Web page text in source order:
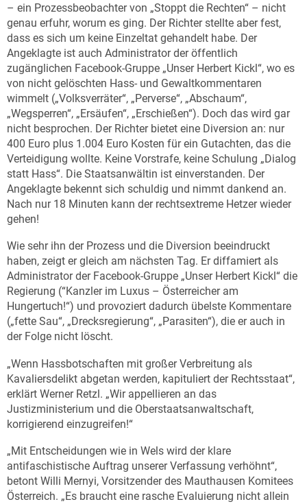
– ein Prozessbeobachter von „Stoppt die Rechten“ – nicht
genau erfuhr, worum es ging. Der Richter stellte aber fest,
dass es sich um keine Einzeltat gehandelt habe. Der
Angeklagte ist auch Administrator der öffentlich
zugänglichen Facebook-Gruppe „Unser Herbert Kickl“, wo es
von nicht gelöschten Hass- und Gewaltkommentaren
wimmelt („Volksverräter“, „Perverse“, „Abschaum“,
„Wegsperren“, „Ersäufen“, „Erschießen“). Doch das wird gar
nicht besprochen. Der Richter bietet eine Diversion an: nur
400 Euro plus 1.004 Euro Kosten für ein Gutachten, das die
Verteidigung wollte. Keine Vorstrafe, keine Schulung „Dialog
statt Hass“. Die Staatsanwältin ist einverstanden. Der
Angeklagte bekennt sich schuldig und nimmt dankend an.
Nach nur 18 Minuten kann der rechtsextreme Hetzer wieder
gehen!
Wie sehr ihn der Prozess und die Diversion beeindruckt
haben, zeigt er gleich am nächsten Tag. Er diffamiert als
Administrator der Facebook-Gruppe „Unser Herbert Kickl“ die
Regierung (“Kanzler im Luxus – Österreicher am
Hungertuch!“) und provoziert dadurch übelste Kommentare
(„fette Sau“, „Drecksregierung“, „Parasiten“), die er auch in
der Folge nicht löscht.
„Wenn Hassbotschaften mit großer Verbreitung als
Kavaliersdelikt abgetan werden, kapituliert der Rechtsstaat“,
erklärt Werner Retzl. „Wir appellieren an das
Justizministerium und die Oberstaatsanwaltschaft,
korrigierend einzugreifen!“
„Mit Entscheidungen wie in Wels wird der klare
antifaschistische Auftrag unserer Verfassung verhöhnt“,
betont Willi Mernyi, Vorsitzender des Mauthausen Komitees
Österreich. „Es braucht eine rasche Evaluierung nicht allein